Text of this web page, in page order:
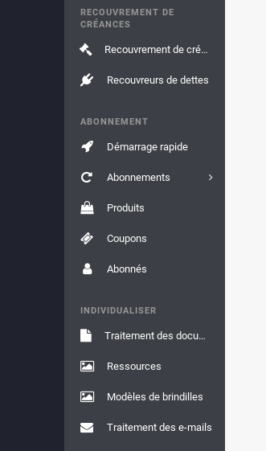
RECOUVREMENT DE
CRÉANCES
Recouvrement de créances
Recouvreurs de dettes
ABONNEMENT
Démarrage rapide
Abonnements
Produits
Coupons
Abonnés
INDIVIDUALISER
Traitement des documents
Ressources
Modèles de brindilles
Traitement des e-mails